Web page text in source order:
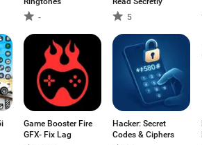
-
5
Game Booster Fire
GFX- Fix Lag
Hacker: Secret
Codes & Ciphers